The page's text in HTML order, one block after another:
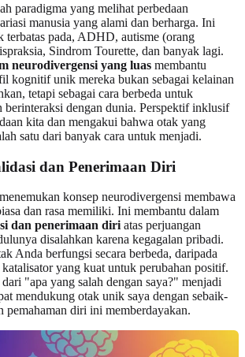
paradigma yang melihat perbedaan
manusia yang alami dan berharga. Ini
terbatas pada, ADHD, autisme (orang
Sindrom Tourette, dan banyak lagi.
neurodivergensi yang luas membantu
kognitif unik mereka bukan sebagai kelainan
tetapi sebagai cara berbeda untuk
berinteraksi dengan dunia. Perspektif inklusif
kita dan mengakui bahwa otak yang
satu dari banyak cara untuk menjadi.
dan Penerimaan Diri
konsep neurodivergensi membawa
dan rasa memiliki. Ini membantu dalam
dan penerimaan diri atas perjuangan
disalahkan karena kegagalan pribadi.
Anda berfungsi secara berbeda, daripada
yang kuat untuk perubahan positif.
"apa yang salah dengan saya?" menjadi
mendukung otak unik saya dengan sebaik-
pemahaman diri ini memberdayakan.